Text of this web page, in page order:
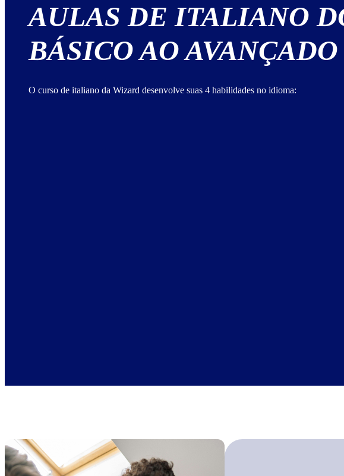
AULAS DE ITALIANO
BÁSICO AO AVANÇADO
O curso de italiano da Wizard desenvolve suas 4 habilidades no idioma: